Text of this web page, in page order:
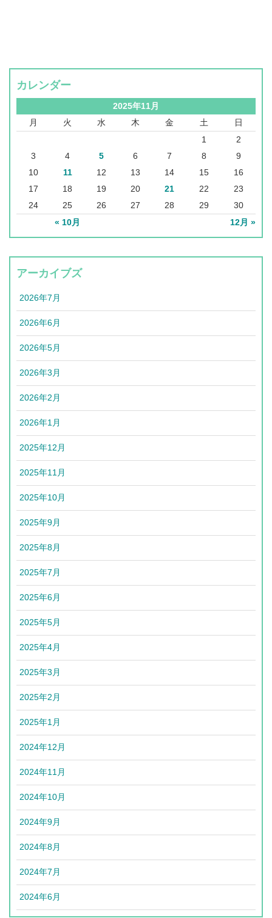
カレンダー
2025年11月
月
火 水 木 金 土 日
« 10月 12月 »
1
2
3
4 5 6 7 8
9
10
11 12 13 14 15
16
17
18 19 20 21 22
23
24
25 26 27 28 29 30
アーカイブズ
2026年7月
2026年6月
2026年5月
2026年3月
2026年2月
2026年1月
2025年12月
2025年11月
2025年10月
2025年9月
2025年8月
2025年7月
2025年6月
2025年5月
2025年4月
2025年3月
2025年2月
2025年1月
2024年12月
2024年11月
2024年10月
2024年9月
2024年8月
2024年7月
2024年6月